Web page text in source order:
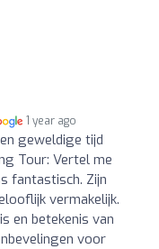
1 year ago
geweldige tijd
Tour: Vertel me
fantastisch. Zijn
vermakelijk.
en betekenis van
voor